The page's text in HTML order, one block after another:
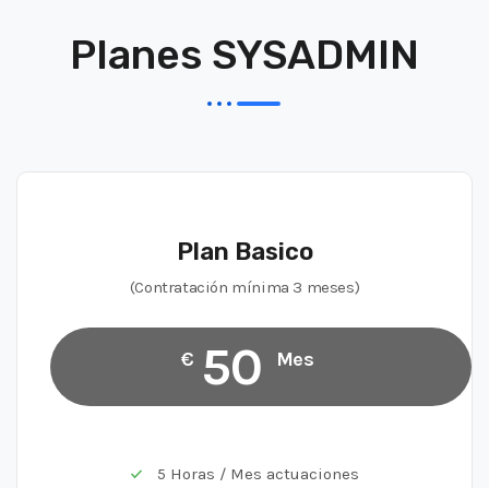
Planes SYSADMIN
Plan Basico
(Contratación mínima 3 meses)
€ 50 Mes
5 Horas / Mes actuaciones